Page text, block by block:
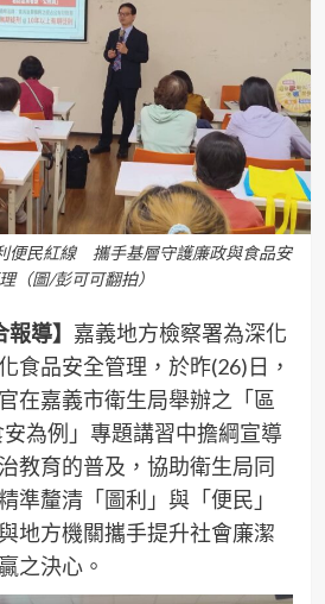
便民紅線 攜手基層守護廉政與食品安
（圖/彭可可翻拍）
導】 嘉義地方檢察署為深化
食品安全管理，於昨(26)日，
在嘉義市衛生局舉辦之「區
為例」專題講習中擔綱宣導
教育的普及，協助衛生局同
準釐清「圖利」與「便民」
地方機關攜手提升社會廉潔
之決心。